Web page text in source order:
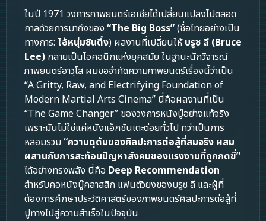
ในปี 1971 วงการภาพยนตร์เอเชียได้เปลี่ยนแปลงไปตลอด
กาลด้วยการมาถึงของ “The Big Boss”(ชื่อไทยอย่างเป็น
ทางการ: ไอ้หนุ่มซินตึ้ง) ผลงานที่เปลี่ยนให้บรูซ ลี (Bruce
Lee) กลายเป็นไอคอนิกแห่งยุคสมัย ในฐานะนักวิจารณ์
ภาพยนตร์อาวุโส ผมขอจำกัดความภาพยนตร์เรื่องนี้ว่าเป็น
“A Gritty, Raw, and Electrifying Foundation of
Modern Martial Arts Cinema” นี่คือผลงานที่เป็น
“The Game Changer” ของวงการหนังบู๊อย่างแท้จริง
เพราะมันไม่ใช่แค่หนังแอ็กชันเตะต่อยทั่วไป ทว่าเป็นการ
หลอมรวม“ความดุดันของศิลปะการต่อสู้ที่สมจริง ผสม
ผสานกับการสะท้อนปัญหาสังคมของแรงงานที่ถูกกดขี่”
ได้อย่างทรงพลัง นี่คือ Deep Recommendation
สำหรับคอหนังบู๊คลาสสิก แฟนตัวยงของบรูซ ลี และผู้ที่
ต้องการศึกษาประวัติศาสตร์ของภาพยนตร์ศิลปะการต่อสู้ที่
ปูทางไปสู่ความสำเร็จในปัจจุบัน